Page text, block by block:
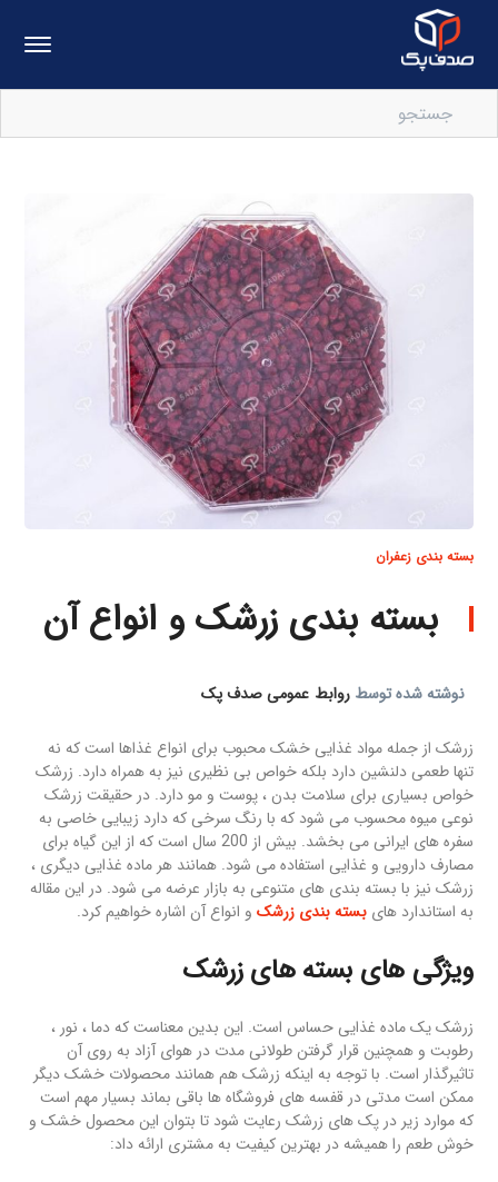
بسته بندی زعفران
بسته بندی زرشک و انواع آن
نوشته شده توسطروابط عمومی صدف پک
زرشک از جمله مواد غذایی خشک محبوب برای انواع غذاها است که نه
تنها طعمی دلنشین دارد بلکه خواص بی نظیری نیز به همراه دارد. زرشک
خواص بسیاری برای سلامت بدن ، پوست و مو دارد. در حقیقت زرشک
نوعی میوه محسوب می شود که با رنگ سرخی که دارد زیبایی خاصی به
سفره های ایرانی می‎ بخشد. بیش از 200 سال است که از این گیاه برای
مصارف دارویی و غذایی استفاده می شود. همانند هر ماده غذایی دیگری ،
زرشک نیز با بسته بندی های متنوعی به بازار عرضه می شود. در این مقاله
به استاندارد هایبسته بندی زرشک و انواع آن اشاره خواهیم کرد.
ویژگی های بسته های زرشک
زرشک یک ماده غذایی حساس است. این بدین معناست که دما ، نور ،
رطوبت و همچنین قرار گرفتن طولانی مدت در هوای آزاد به روی آن
تاثیرگذار است. با توجه به اینکه زرشک هم همانند محصولات خشک دیگر
ممکن است مدتی در قفسه های فروشگاه ها باقی بماند بسیار مهم است
که موارد زیر در پک های زرشک رعایت شود تا بتوان این محصول خشک و
خوش طعم را همیشه در بهترین کیفیت به مشتری ارائه داد: